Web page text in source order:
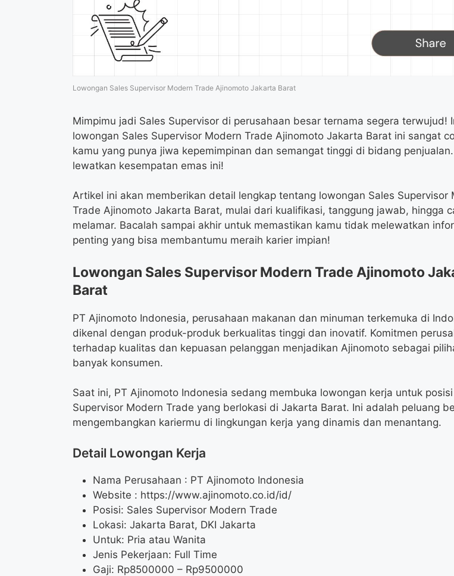
Lowongan Sales Supervisor Modern Trade Ajinomoto Jakarta Barat
Mimpimu jadi Sales Supervisor di perusahaan besar ternama segera terwujud!
lowongan Sales Supervisor Modern Trade Ajinomoto Jakarta Barat ini sangat
kamu yang punya jiwa kepemimpinan dan semangat tinggi di bidang
lewatkan kesempatan emas ini!
Artikel ini akan memberikan detail lengkap tentang lowongan Sales Supervisor
Trade Ajinomoto Jakarta Barat, mulai dari kualifikasi, tanggung jawab, hingga
melamar. Bacalah sampai akhir untuk memastikan kamu tidak melewatkan
penting yang bisa membantumu meraih karier impian!
Lowongan Sales Supervisor Modern Trade Ajinomoto
Barat
PT Ajinomoto Indonesia, perusahaan makanan dan minuman terkemuka di
dikenal dengan produk-produk berkualitas tinggi dan inovatif. Komitmen
terhadap kualitas dan kepuasan pelanggan menjadikan Ajinomoto sebagai
banyak konsumen.
Saat ini, PT Ajinomoto Indonesia sedang membuka lowongan kerja untuk
Supervisor Modern Trade yang berlokasi di Jakarta Barat. Ini adalah peluang
mengembangkan kariermu di lingkungan kerja yang dinamis dan menantang.
Detail Lowongan Kerja
Nama Perusahaan : PT Ajinomoto Indonesia
Website : https://www.ajinomoto.co.id/id/
Posisi: Sales Supervisor Modern Trade
Lokasi: Jakarta Barat, DKI Jakarta
Untuk: Pria atau Wanita
Jenis Pekerjaan: Full Time
Gaji: Rp8500000 – Rp9500000